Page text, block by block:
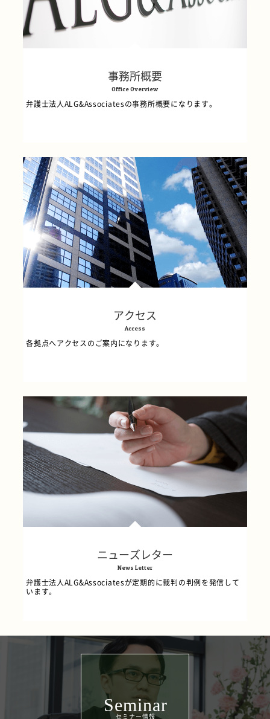
事務所概要
Office Overview
弁護士法人ALG&Associatesの事務所概要になります。
アクセス
Access
各拠点へアクセスのご案内になります。
ニューズレター
News Letter
弁護士法人ALG&Associatesが定期的に裁判の判例を発信して
います。
Seminar